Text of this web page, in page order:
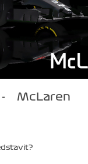
McLaren